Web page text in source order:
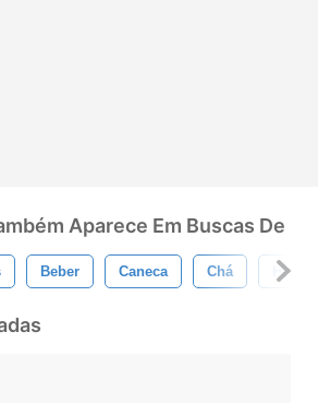
Aparece Em Buscas De
Beber Caneca Chá Hora